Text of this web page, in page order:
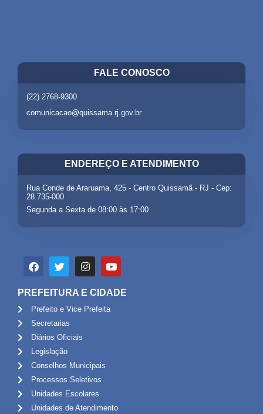
FALE CONOSCO
(22) 2768-9300
comunicacao@quissama.rj.gov.br
ENDEREÇO E ATENDIMENTO
Rua Conde de Araruama, 425 - Centro Quissamã - RJ - Cep:
28.735-000
Segunda a Sexta de 08:00 às 17:00
PREFEITURA E CIDADE
Prefeito e Vice Prefeita
Secretarias
Diários Oficiais
Legislação
Conselhos Municipais
Processos Seletivos
Unidades Escolares
Unidades de Atendimento